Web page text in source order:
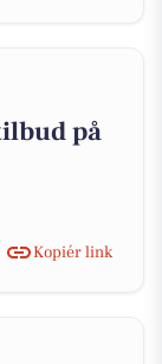
på
Kopiér link